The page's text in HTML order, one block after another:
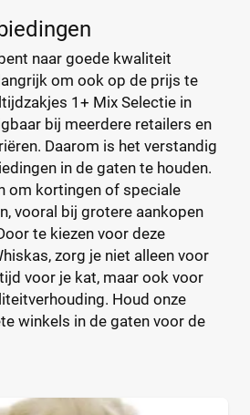
naar goede kwaliteit
om ook op de prijs te
1+ Mix Selectie in
bij meerdere retailers en
Daarom is het verstandig
in de gaten te houden.
om kortingen of speciale
vooral bij grotere aankopen
te kiezen voor deze
zorg je niet alleen voor
voor je kat, maar ook voor
Houd onze
winkels in de gaten voor de